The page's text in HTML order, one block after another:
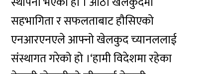
सहभागिता र सफलताबाट हौसिएको
एनआरएनएले आफ्नो खेलकुद च्यानललाई
संस्थागत गरेको हो ।‘हामी विदेशमा रहेका